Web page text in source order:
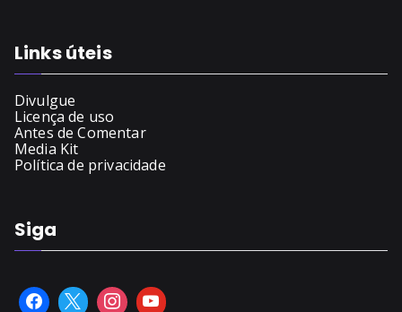
Links úteis
Divulgue
Licença de uso
Antes de Comentar
Media Kit
Política de privacidade
Siga